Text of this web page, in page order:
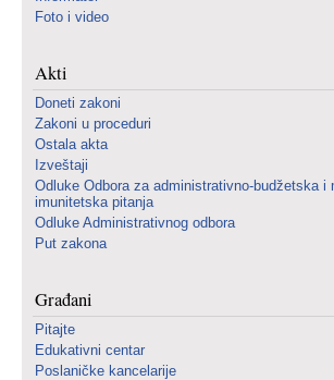
Foto i video
Akti
Doneti zakoni
Zakoni u proceduri
Ostala akta
Izveštaji
Odluke Odbora za administrativno-budžetska i
imunitetska pitanja
Odluke Administrativnog odbora
Put zakona
Građani
Pitajte
Edukativni centar
Poslaničke kancelarije